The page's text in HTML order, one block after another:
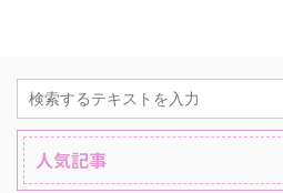
人気記事